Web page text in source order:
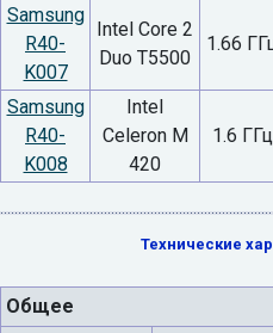
Samsung
R40-
K007
Intel Core 2
Duo T5500
1.66
Samsung
R40-
K008
Intel
Celeron M
420
1.6 ГГц
Технические
Общее